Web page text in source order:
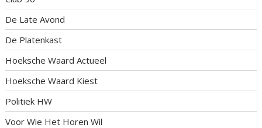
De Late Avond
De Platenkast
Hoeksche Waard Actueel
Hoeksche Waard Kiest
Politiek HW
Voor Wie Het Horen Wil